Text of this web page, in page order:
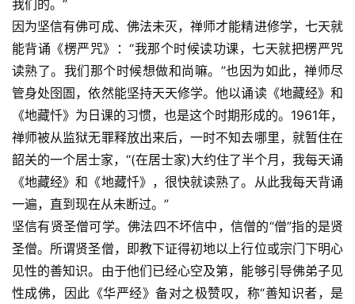
我们的。”
因为坚信有佛可成、佛法未灭，禅师才能精进修学，七天就
能背诵《楞严咒》：“我那个时候读功课，七天就把楞严咒
读熟了。我们那个时候想做和尚嘛。”也因为如此，禅师尽
管身处囹圄，依然能坚持天天修学。他以诵读《地藏经》和
《地藏忏》为日课的习惯，也是这个时期形成的。1961年，
禅师被从监狱无罪释放出来后，一时不知去哪里，就暂住在
韶关的一个居士家，“(在居士家)大约住了半个月，我每天诵
《地藏经》和《地藏忏》，很快就读熟了。从此我每天背诵
一遍，直到现在从未断过。”
坚信有贤圣僧可学。佛法四不坏信中，信僧的“僧”指的是贤
圣僧。所谓贤圣僧，即教下证得初地以上行位或宗门下明心
见性的善知识。由于他们已经心空及第，能够引导佛弟子见
性成佛，因此《华严经》备对之极赞叹，称“善知识者，是